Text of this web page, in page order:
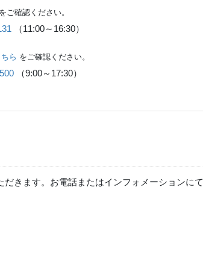
をご確認ください。
（11:00～16:30）
ちら をご確認ください。
（9:00～17:30）
きます。お電話またはインフォメーションにて